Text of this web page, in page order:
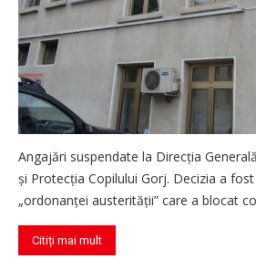
Angajări suspendate la Direcția
și Protecția Copilului Gorj. Decizia a
„ordonanței austerității” care a blocat
Citiți mai mult